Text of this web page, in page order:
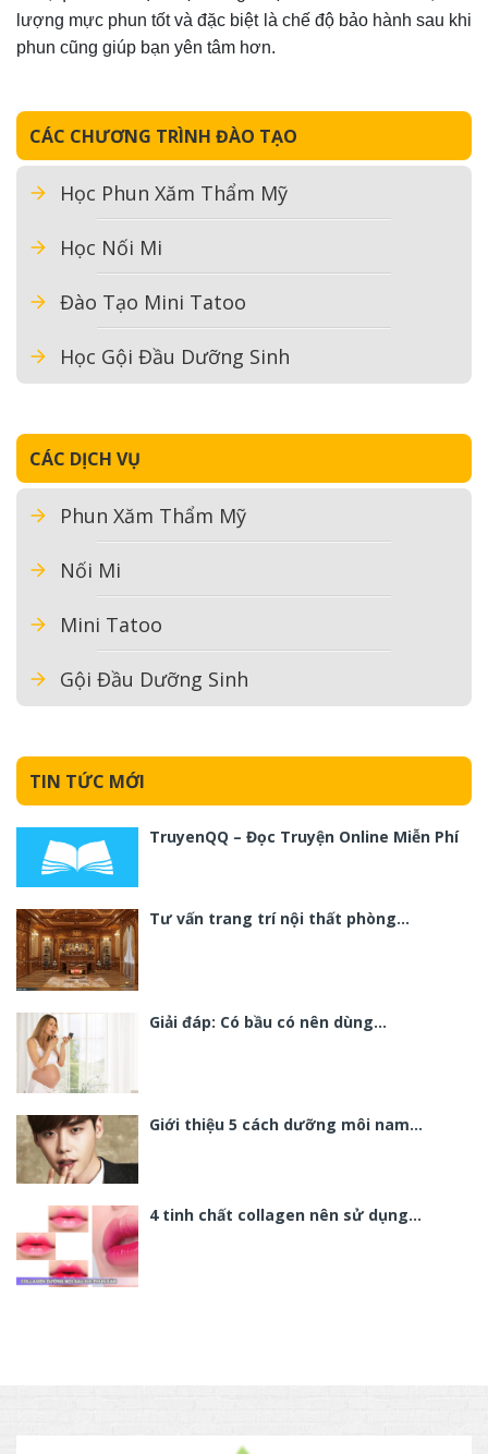
lượng mực phun tốt và đặc biệt là chế độ bảo hành sau khi
phun cũng giúp bạn yên tâm hơn.
CÁC CHƯƠNG TRÌNH ĐÀO TẠO
Học Phun Xăm Thẩm Mỹ
Học Nối Mi
Đào Tạo Mini Tatoo
Học Gội Đầu Dưỡng Sinh
CÁC DỊCH VỤ
Phun Xăm Thẩm Mỹ
Nối Mi
Mini Tatoo
Gội Đầu Dưỡng Sinh
TIN TỨC MỚI
TruyenQQ – Đọc Truyện Online Miễn Phí
Tư vấn trang trí nội thất phòng…
Giải đáp: Có bầu có nên dùng…
Giới thiệu 5 cách dưỡng môi nam…
4 tinh chất collagen nên sử dụng…